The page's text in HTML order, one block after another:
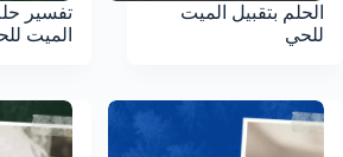
الحلم بتقبيل الميت
للحي
تفسير
الميت